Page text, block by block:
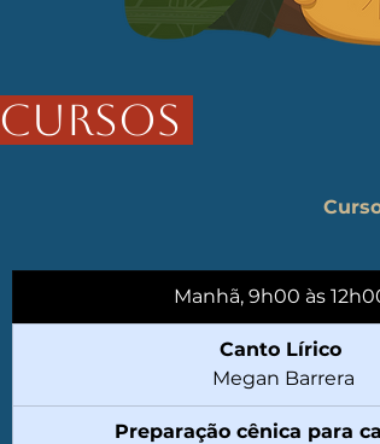
cursos
Manhã, 9h00 às
Canto Lírico
Megan Barrera
Preparação cênica para